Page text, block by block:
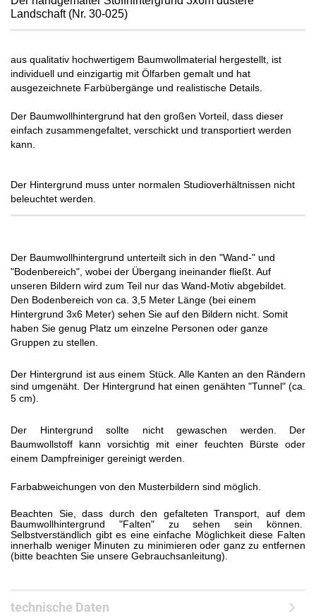
Landschaft (Nr. 30-025)
aus qualitativ hochwertigem Baumwollmaterial hergestellt, ist
individuell und einzigartig mit Ölfarben gemalt und hat
ausgezeichnete Farbübergänge und realistische Details.
Der Baumwollhintergrund hat den großen Vorteil, dass dieser
einfach zusammengefaltet, verschickt und transportiert werden
kann.
Der Hintergrund muss unter normalen Studioverhältnissen nicht
beleuchtet werden.
Der Baumwollhintergrund unterteilt sich in den "Wand-" und
"Bodenbereich", wobei der Übergang ineinander fließt. Auf
unseren Bildern wird zum Teil nur das Wand-Motiv abgebildet.
Den Bodenbereich von ca. 3,5 Meter Länge (bei einem
Hintergrund 3x6 Meter) sehen Sie auf den Bildern nicht. Somit
haben Sie genug Platz um einzelne Personen oder ganze
Gruppen zu stellen.
Der Hintergrund ist aus einem Stück. Alle Kanten an den Rändern
sind umgenäht. Der Hintergrund hat einen genähten "Tunnel" (ca.
5 cm).
Der Hintergrund sollte nicht gewaschen werden. Der
Baumwollstoff kann vorsichtig mit einer feuchten Bürste oder
einem Dampfreiniger gereinigt werden.
Farbabweichungen von den Musterbildern sind möglich.
Beachten Sie, dass durch den gefalteten Transport, auf dem
Baumwollhintergrund "Falten" zu sehen sein können.
Selbstverständlich gibt es eine einfache Möglichkeit diese Falten
innerhalb weniger Minuten zu minimieren oder ganz zu entfernen
(bitte beachten Sie unsere Gebrauchsanleitung).
technische Daten